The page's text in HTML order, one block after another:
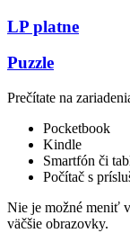
LP platne
Puzzle
Prečítate na
Pocketbook
Kindle
Smartfón či
Počítač s
Nie je možné meniť
väčšie obrazovky.